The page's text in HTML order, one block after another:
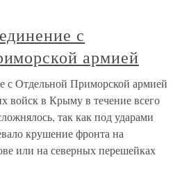
с
армией
с Отдельной Приморской армией
войск в Крыму в течение всего
так как под ударами
крушение фронта на
или на северных перешейках